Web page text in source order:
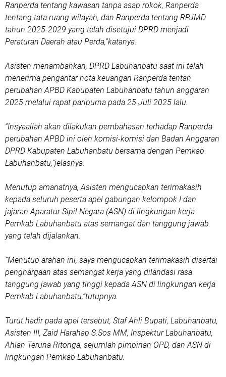
Ranperda tentang kawasan tanpa asap rokok, Ranperda
tentang tata ruang wilayah, dan Ranperda tentang RPJMD
tahun 2025-2029 yang telah disetujui DPRD menjadi
Peraturan Daerah atau Perda,”katanya.
Asisten menambahkan, DPRD Labuhanbatu saat ini telah
menerima pengantar nota keuangan Ranperda tentan
perubahan APBD Kabupaten Labuhanbatu tahun anggaran
2025 melalui rapat paripurna pada 25 Juli 2025 lalu.
“Insyaallah akan dilakukan pembahasan terhadap Ranperda
perubahan APBD ini oleh komisi-komisi dan Badan Anggaran
DPRD Kabupaten Labuhanbatu bersama dengan Pemkab
Labuhanbatu,”jelasnya.
Menutup amanatnya, Asisten mengucapkan terimakasih
kepada seluruh peserta apel gabungan kelompok I dan
jajaran Aparatur Sipil Negara (ASN) di lingkungan kerja
Pemkab Labuhanbatu atas semangat dan tanggung jawab
yang telah dijalankan.
“Menutup arahan ini, saya mengucapkan terimakasih disertai
penghargaan atas semangat kerja yang dilandasi rasa
tanggung jawab yang tinggi kepada ASN di lingkungan kerja
Pemkab Labuhanbatu,”tutupnya.
Turut hadir pada apel tersebut, Staf Ahli Bupati, Labuhanbatu,
Asisten III, Zaid Harahap S.Sos MM, Inspektur Labuhanbatu,
Ahlan Teruna Ritonga, sejumlah pimpinan OPD, dan ASN di
lingkungan Pemkab Labuhanbatu.